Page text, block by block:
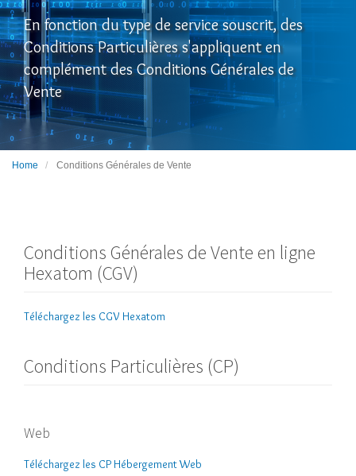
En fonction du type de service souscrit, des
Conditions Particulières s'appliquent en
complément des Conditions Générales de
Vente
Home Conditions Générales de Vente
Conditions Générales de Vente en ligne
Hexatom (CGV)
Téléchargez les CGV Hexatom
Conditions Particulières (CP)
Web
Téléchargez les CP Hébergement Web